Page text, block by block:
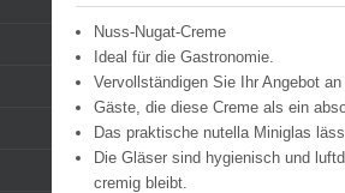
Nuss-Nugat-Creme
Ideal für die Gastronomie.
Vervollständigen Sie Ihr Angebot
Gäste, die diese Creme als ein
Das praktische nutella Miniglas
Die Gläser sind hygienisch und
cremig bleibt.